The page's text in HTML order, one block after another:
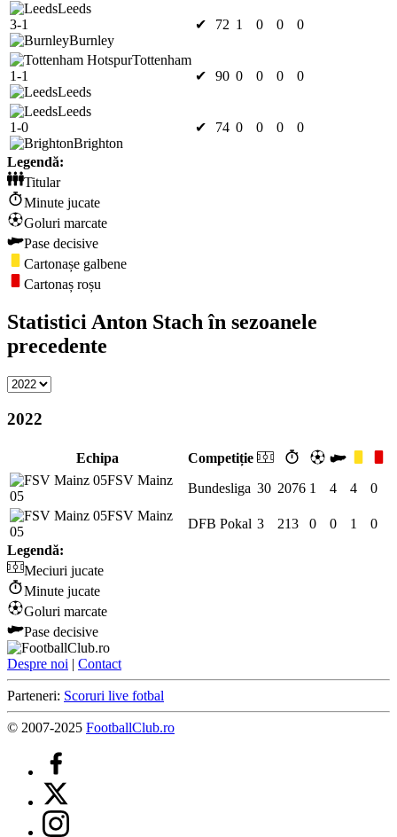
Leeds
3-1
Burnley
✔ 72 1 0 0 0
Tottenham
1-1
Leeds
✔ 90 0 0 0 0
Leeds
1-0
Brighton
✔ 74 0 0 0 0
Legendă:
Titular
Minute jucate
Goluri marcate
Pase decisive
Cartonașe galbene
Cartonaș roșu
Statistici Anton Stach în sezoanele
precedente
2022
Echipa
Competiție
FSV Mainz
05
Bundesliga 30 2076 1 4 4
0
FSV Mainz
05
DFB Pokal 3 213 0 0 1
0
Legendă:
Meciuri jucate
Minute jucate
Goluri marcate
Pase decisive
Despre noi | Contact
Parteneri: Scoruri live fotbal
© 2007-2025 FootballClub.ro